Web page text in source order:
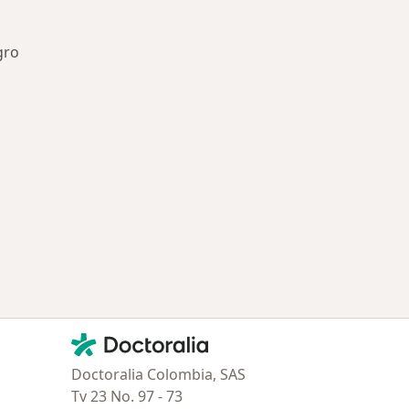
Contacto
Doctoralia - Página de inicio
Doctoralia Colombia, SAS
Tv 23 No. 97 - 73